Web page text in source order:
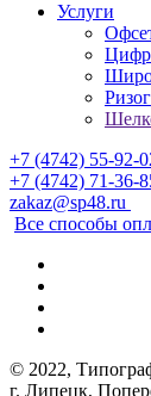
Услуги
+7 (4742) 55-92-
+7 (4742) 71-36-
zakaz@sp48.ru
Все способы
© 2022,
г. Липецк,